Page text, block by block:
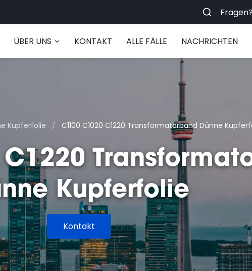
ÜBER UNS KONTAKT ALLE FÄLLE NACHRICHTEN
Kupferfolie / C1100 C1020 C1220 Transformatorband Dünne
Kupferfolie
Kontakt